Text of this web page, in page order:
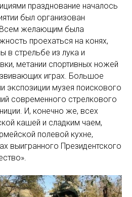
празднование началось
был организован
Всем желающим была
проехаться на конях,
в стрельбе из лука и
метании спортивных ножей
играх. Большое
экспозиции музея поискового
современного стрелкового
И, конечно же, всех
кашей и сладким чаем,
полевой кухне,
выигранного Президентского